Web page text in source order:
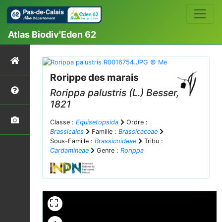
Atlas Biodiv'Eden 62
Rorippe des marais
Rorippa palustris (L.) Besser,
1821
Classe : Equisetopsida
Ordre :
Brassicales
Famille : Brassicaceae
Sous-Famille : Brassicoideae
Tribu :
Cardamineae
Genre : Rorippa